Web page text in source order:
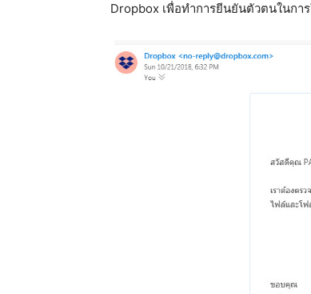
Dropbox เพื่อทำการยีนยันตัวตนในกา